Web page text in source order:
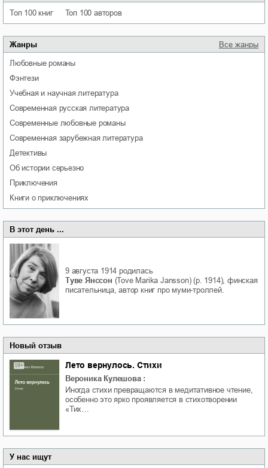
Топ 100 книг Топ 100 авторов
Жанры Все жанры
любовные романы
фэнтези
учебная и научная литература
современная русская литература
современные любовные романы
современная зарубежная литература
детективы
об истории серьезно
приключения
книги о приключениях
В этот день ...
9 августа 1914 родилась
Туве Янссон (Tove Marika Jansson) (р. 1914), финская
писательница, автор книг про муми-троллей.
Новый отзыв
Лето вернулось. Стихи
Вероника Кулешова :
Иногда стихи превращаются в медитативное чтение,
особенно это ярко проявляется в стихотворении
«Тих…
У нас ищут